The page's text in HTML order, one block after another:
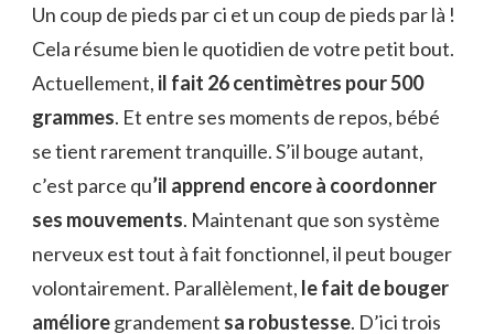
Un coup de pieds par ci et un coup de pieds par là !
Cela résume bien le quotidien de votre petit bout.
Actuellement, il fait 26 centimètres pour 500
grammes. Et entre ses moments de repos, bébé
se tient rarement tranquille. S’il bouge autant,
c’est parce qu’il apprend encore à coordonner
ses mouvements. Maintenant que son système
nerveux est tout à fait fonctionnel, il peut bouger
volontairement. Parallèlement, le fait de bouger
amélioregrandement sa robustesse. D’ici trois